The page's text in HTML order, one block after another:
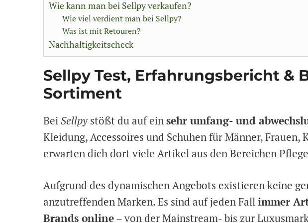
Wie kann man bei Sellpy verkaufen?
Wie viel verdient man bei Sellpy?
Was ist mit Retouren?
Nachhaltigkeitscheck
Sellpy Test, Erfahrungsbericht &
Sortiment
BeiSellpy stößt du auf einsehr umfang- und
Kleidung, Accessoires und Schuhen für Männer, Frauen,
erwarten dich dort viele Artikel aus den Bereichen
Aufgrund des dynamischen Angebots existieren keine
anzutreffenden Marken. Es sind auf jeden Fallimmer
Brands online– von der Mainstream- bis zur